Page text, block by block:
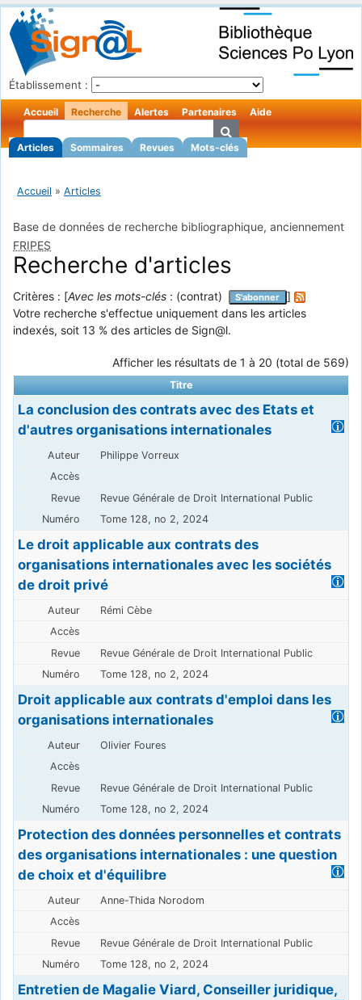
Établissement :
Accueil Recherche
Articles Sommaires Revues Mots-clés
Alertes Partenaires Aide
Accueil » Articles
Base de données de recherche bibliographique, anciennement
FRIPES
Recherche d'articles
Critères : [Avec les mots-clés : (contrat) S'abonner
]
Votre recherche s'effectue uniquement dans les articles
indexés, soit 13 % des articles de Sign@l.
Afficher les résultats de 1 à 20 (total de 569)
Titre
La conclusion des contrats avec des Etats et
d'autres organisations internationales
Philippe Vorreux
Revue Générale de Droit International Public
Tome 128, no 2, 2024
Le droit applicable aux contrats des
organisations internationales avec les sociétés
de droit privé
Rémi Cèbe
Revue Générale de Droit International Public
Tome 128, no 2, 2024
Droit applicable aux contrats d'emploi dans les
organisations internationales
Olivier Foures
Revue Générale de Droit International Public
Tome 128, no 2, 2024
Protection des données personnelles et contrats
des organisations internationales : une question
de choix et d'équilibre
Anne-Thida Norodom
Revue Générale de Droit International Public
Tome 128, no 2, 2024
Entretien de Magalie Viard, Conseiller juridique,